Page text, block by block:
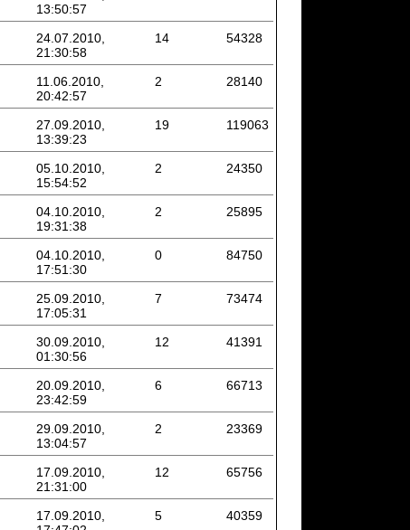
13:50:57
24.07.2010,
21:30:58
14 54328
11.06.2010,
20:42:57
2 28140
27.09.2010,
13:39:23
19 119063
05.10.2010,
15:54:52
2 24350
04.10.2010,
19:31:38
2 25895
04.10.2010,
17:51:30
0 84750
25.09.2010,
17:05:31
7 73474
30.09.2010,
01:30:56
12 41391
20.09.2010,
23:42:59
6 66713
29.09.2010,
13:04:57
2 23369
17.09.2010,
21:31:00
12 65756
17.09.2010,
5 40359